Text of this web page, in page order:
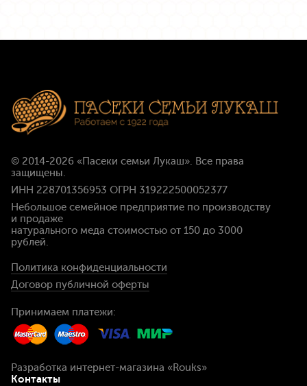
© 2014-2026 «Пасеки семьи Лукаш». Все права
защищены.
ИНН 228701356953 ОГРН 319222500052377
Небольшое семейное предприятие по производству
и продаже
натурального меда стоимостью от 150 до 3000
рублей.
Политика конфиденциальности
Договор публичной оферты
Принимаем платежи:
Разработка интернет-магазина «Rouks»
Контакты